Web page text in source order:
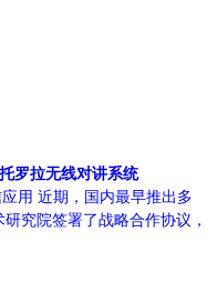
罗拉无线对讲系统
用 近期，国内最早推出多
究院签署了战略合作协议，